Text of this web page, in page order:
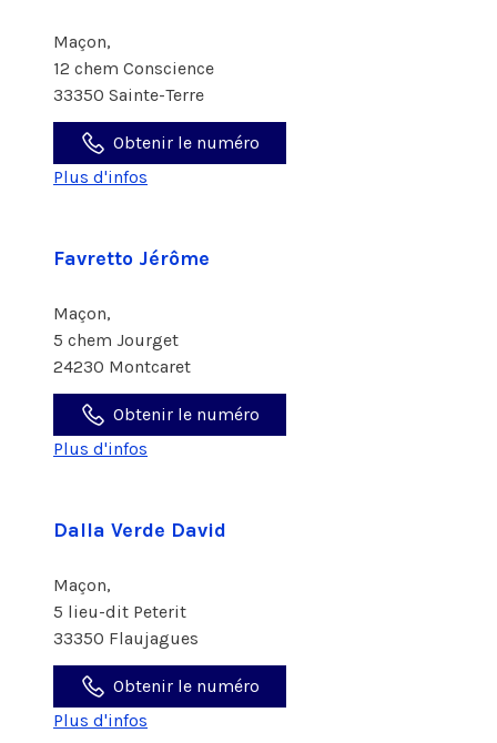
Maçon,
12 chem Conscience
33350 Sainte-Terre
Obtenir le numéro
Plus d'infos
Favretto Jérôme
Maçon,
5 chem Jourget
24230 Montcaret
Obtenir le numéro
Plus d'infos
Dalla Verde David
Maçon,
5 lieu-dit Peterit
33350 Flaujagues
Obtenir le numéro
Plus d'infos